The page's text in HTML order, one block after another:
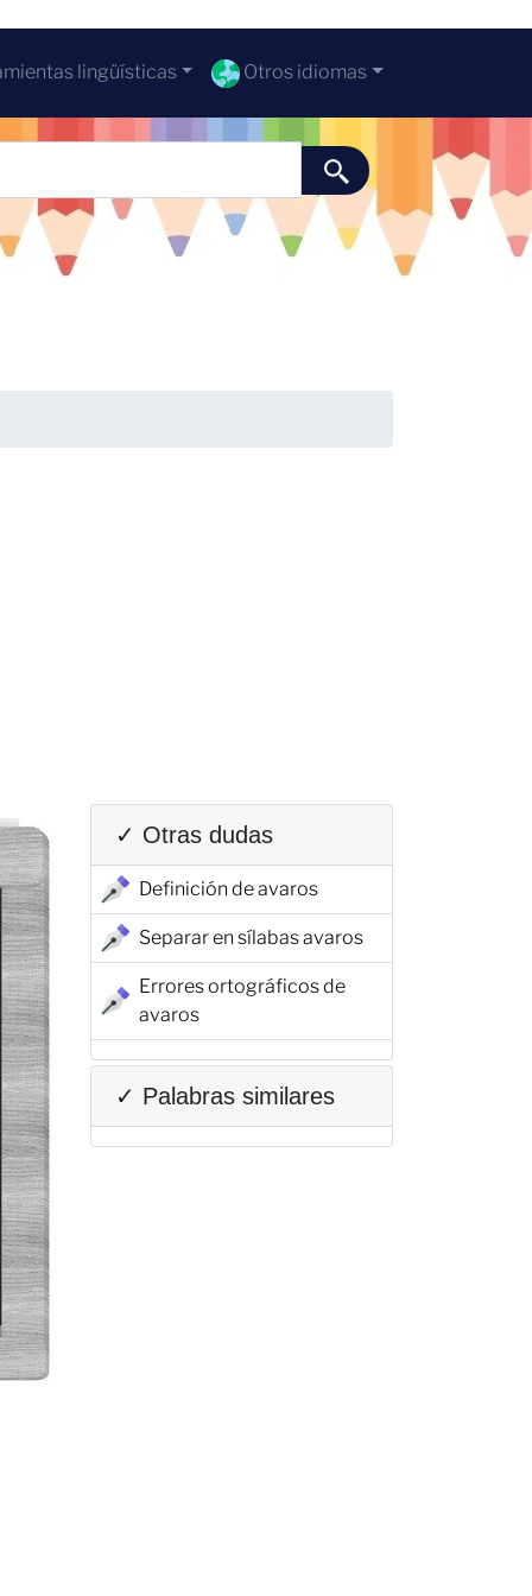
lingüísticas Otros idiomas
✓ Otras dudas
Definición de avaros
Separar en sílabas avaros
Errores ortográficos de
avaros
✓ Palabras similares